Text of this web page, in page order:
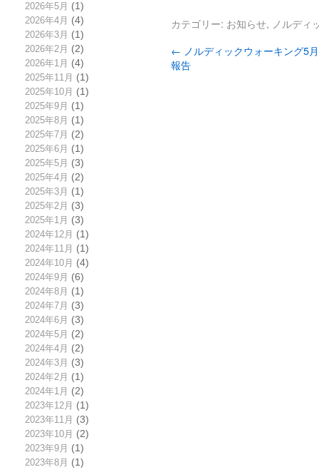
2026年5月 (1)
2026年4月 (4)
2026年3月 (1)
2026年2月 (2)
2026年1月 (4)
2025年11月 (1)
2025年10月 (1)
2025年9月 (1)
2025年8月 (1)
2025年7月 (2)
2025年6月 (1)
2025年5月 (3)
2025年4月 (2)
2025年3月 (1)
2025年2月 (3)
2025年1月 (3)
2024年12月 (1)
2024年11月 (1)
2024年10月 (4)
2024年9月 (6)
2024年8月 (1)
2024年7月 (3)
2024年6月 (3)
2024年5月 (2)
2024年4月 (2)
2024年3月 (3)
2024年2月 (1)
2024年1月 (2)
2023年12月 (1)
2023年11月 (3)
2023年10月 (2)
2023年9月 (1)
2023年8月 (1)
カテゴリー: お知らせ, ノルディ
← ノルディックウォーキング5
報告